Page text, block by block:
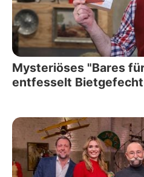
Mysteriöses "Bares
entfesselt Bietgefecht